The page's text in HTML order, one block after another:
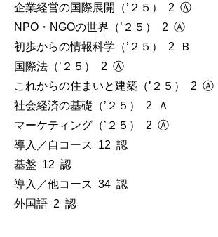
企業経営の国際展開（’２５） 2 Ⓐ
NPO・NGOの世界（’２５） 2 Ⓐ
初歩からの情報科学（’２５） 2 Ｂ
国際法（’２５） 2 Ⓐ
これからの住まいと建築（’２５） 2 Ⓐ
社会経済の基礎（’２５） 2 Ａ
マーケティング（’２５） 2 Ⓐ
導入／自コース 12 認
基盤 12 認
導入／他コース 34 認
外国語 2 認